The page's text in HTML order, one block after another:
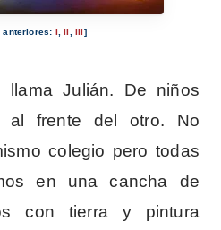
anteriores: I ,II III]
llama Julián. De niños
al frente del otro. No
colegio pero todas
en una cancha de
con tierra y pintura